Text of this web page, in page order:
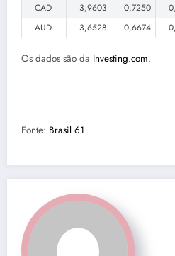
CAD
3,9603 0,7250
AUD
3,6528 0,6674
Os dados são da Investing.com.
Fonte: Brasil 61